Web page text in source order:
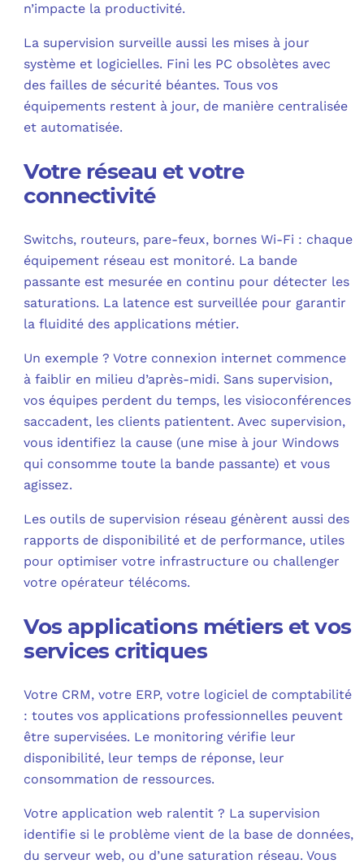
n’impacte la productivité.​
La supervision surveille aussi les mises à jour
système et logicielles. Fini les PC obsolètes avec
des failles de sécurité béantes. Tous vos
équipements restent à jour, de manière centralisée
et automatisée.​
Votre réseau et votre
connectivité
Switchs, routeurs, pare-feux, bornes Wi-Fi : chaque
équipement réseau est monitoré. La bande
passante est mesurée en continu pour détecter les
saturations. La latence est surveillée pour garantir
la fluidité des applications métier.​
Un exemple ? Votre connexion internet commence
à faiblir en milieu d’après-midi. Sans supervision,
vos équipes perdent du temps, les visioconférences
saccadent, les clients patientent. Avec supervision,
vous identifiez la cause (une mise à jour Windows
qui consomme toute la bande passante) et vous
agissez.​
Les outils de supervision réseau génèrent aussi des
rapports de disponibilité et de performance, utiles
pour optimiser votre infrastructure ou challenger
votre opérateur télécoms.​
Vos applications métiers et vos
services critiques
Votre CRM, votre ERP, votre logiciel de comptabilité
: toutes vos applications professionnelles peuvent
être supervisées. Le monitoring vérifie leur
disponibilité, leur temps de réponse, leur
consommation de ressources.​
Votre application web ralentit ? La supervision
identifie si le problème vient de la base de données,
du serveur web, ou d’une saturation réseau. Vous